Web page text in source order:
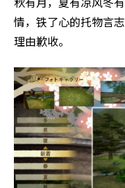
秋有月，夏有凉风冬
情，铁了心的托物言
理由歉收。